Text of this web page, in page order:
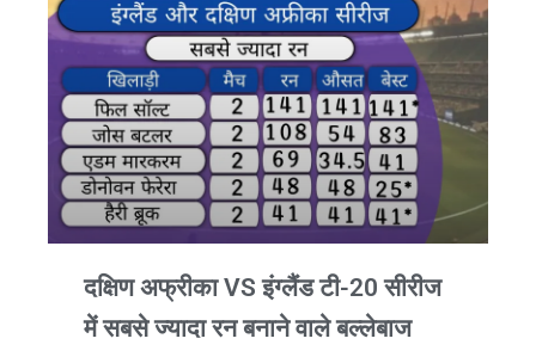
दक्षिण अफ्रीका VS इंग्लैंड टी-20 सीरीज
में सबसे ज्यादा रन बनाने वाले बल्लेबाज